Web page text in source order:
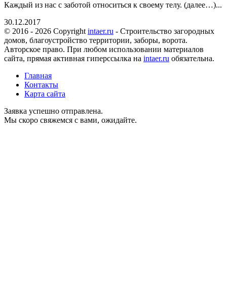
Каждый из нас с заботой относиться к своему телу. (далее…)...
30.12.2017
© 2016 - 2026 Copyright intaer.ru - Cтроительство загородных
домов, благоустройство территории, заборы, ворота.
Авторское право. При любом использовании материалов
сайта, прямая активная гиперссылка на intaer.ru обязательна.
Главная
Контакты
Карта сайта
Заявка успешно отправлена.
Мы скоро свяжемся с вами, ожидайте.